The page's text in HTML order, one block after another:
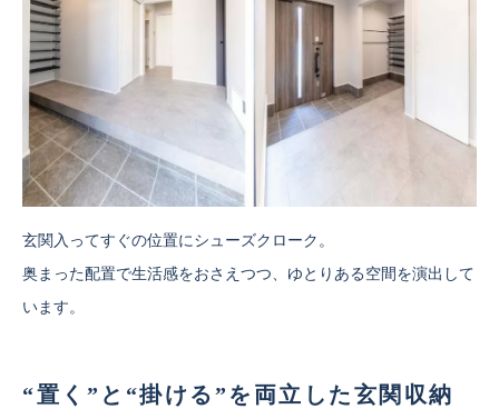
玄関入ってすぐの位置にシューズクローク。
奥まった配置で生活感をおさえつつ、ゆとりある空間を演出して
います。
“置く”と“掛ける”を両立した玄関収納